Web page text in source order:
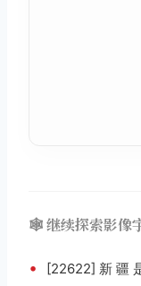
🕸️ 继续探索影像
• [22622] 新 疆